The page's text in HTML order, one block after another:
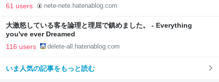
61 users nete-nete.hatenablog.com
大激怒している客を論理と理屈で鎮めました。 - Everything
you've ever Dreamed
116 users delete-all.hatenablog.com
いま人気の記事をもっと読む